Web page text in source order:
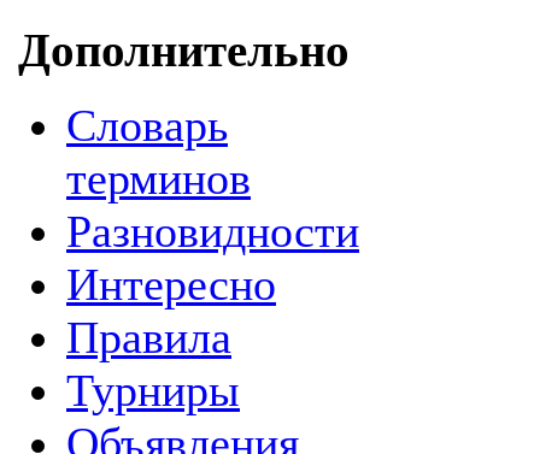
Дополнительно
Словарь
терминов
Разновидности
Интересно
Правила
Турниры
Объявления